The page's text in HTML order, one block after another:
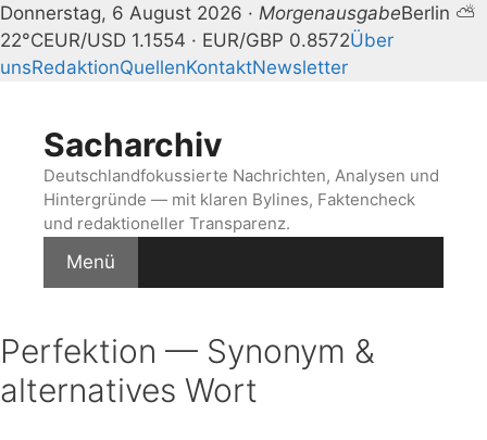
Donnerstag, 6 August 2026 · MorgenausgabeBerlin ⛅
22°CEUR/USD 1.1554 · EUR/GBP 0.8572Über
unsRedaktionQuellenKontaktNewsletter
springenSacharchiv
Deutschlandfokussierte Nachrichten, Analysen und
Hintergründe — mit klaren Bylines, Faktencheck
und redaktioneller Transparenz.
Menü
Perfektion — Synonym &
alternatives Wort